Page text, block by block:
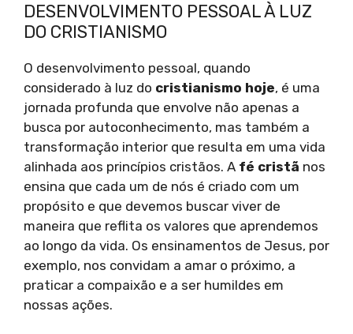
DESENVOLVIMENTO PESSOAL À LUZ
DO CRISTIANISMO
O desenvolvimento pessoal, quando
considerado à luz do cristianismo hoje, é uma
jornada profunda que envolve não apenas a
busca por autoconhecimento, mas também a
transformação interior que resulta em uma vida
alinhada aos princípios cristãos. A fé cristã nos
ensina que cada um de nós é criado com um
propósito e que devemos buscar viver de
maneira que reflita os valores que aprendemos
ao longo da vida. Os ensinamentos de Jesus, por
exemplo, nos convidam a amar o próximo, a
praticar a compaixão e a ser humildes em
nossas ações.